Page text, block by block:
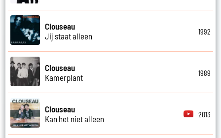
Clouseau
Jij staat alleen
1992
Clouseau
Kamerplant
1989
Clouseau
Kan het niet alleen
2013